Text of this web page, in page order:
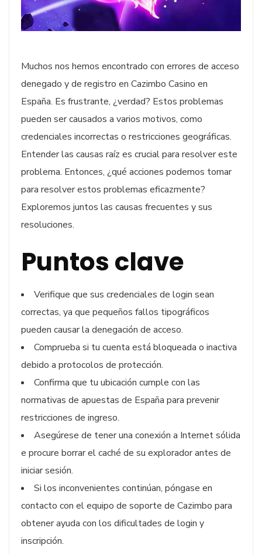
Muchos nos hemos encontrado con errores de acceso
denegado y de registro en Cazimbo Casino en
España. Es frustrante, ¿verdad? Estos problemas
pueden ser causados a varios motivos, como
credenciales incorrectas o restricciones geográficas.
Entender las causas raíz es crucial para resolver este
problema. Entonces, ¿qué acciones podemos tomar
para resolver estos problemas eficazmente?
Exploremos juntos las causas frecuentes y sus
resoluciones.
Puntos clave
Verifique que sus credenciales de login sean
correctas, ya que pequeños fallos tipográficos
pueden causar la denegación de acceso.
Comprueba si tu cuenta está bloqueada o inactiva
debido a protocolos de protección.
Confirma que tu ubicación cumple con las
normativas de apuestas de España para prevenir
restricciones de ingreso.
Asegúrese de tener una conexión a Internet sólida
e procure borrar el caché de su explorador antes de
iniciar sesión.
Si los inconvenientes continúan, póngase en
contacto con el equipo de soporte de Cazimbo para
obtener ayuda con los dificultades de login y
inscripción.